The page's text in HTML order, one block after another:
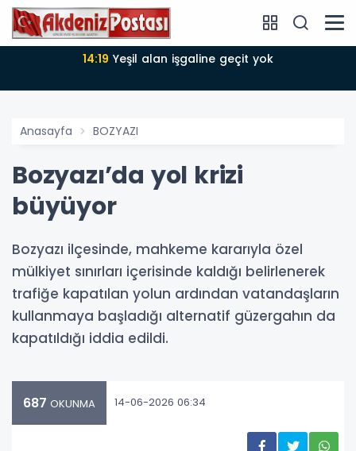
Anasayfa BOZYAZI
Bozyazı’da yol krizi
büyüyor
Bozyazı ilçesinde, mahkeme kararıyla özel
mülkiyet sınırları içerisinde kaldığı belirlenerek
trafiğe kapatılan yolun ardından vatandaşların
kullanmaya başladığı alternatif güzergahın da
kapatıldığı iddia edildi.
687 OKUNMA 14-06-2026 06:34